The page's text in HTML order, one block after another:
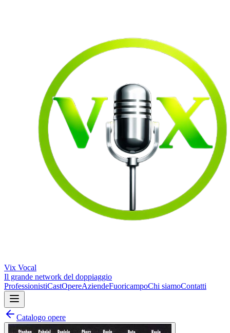
Vix Vocal
Il grande network del doppiaggio
ProfessionistiCastOpereAziendeFuoricampoChi siamoContatti
Catalogo opere